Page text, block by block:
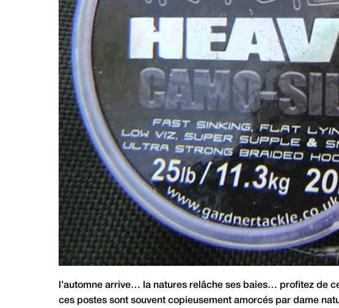
l’automne arrive… la natures relâche ses baies… profitez de
ces postes sont souvent copieusement amorcés par dame